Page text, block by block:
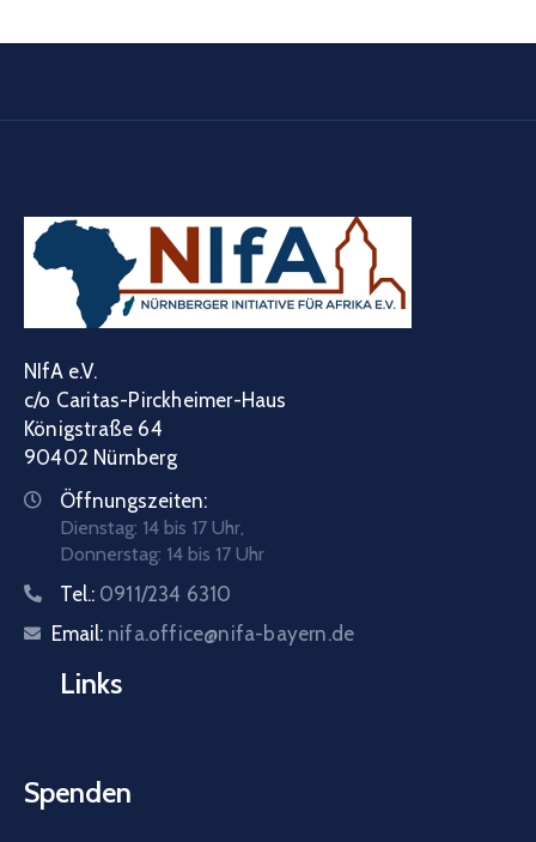
NIfA e.V.
c/o Caritas-Pirckheimer-Haus
Königstraße 64
90402 Nürnberg
Öffnungszeiten:
Dienstag: 14 bis 17 Uhr,
Donnerstag: 14 bis 17 Uhr
Tel.: 0911/234 6310
Email: nifa.office@nifa-bayern.de
Links
Spenden